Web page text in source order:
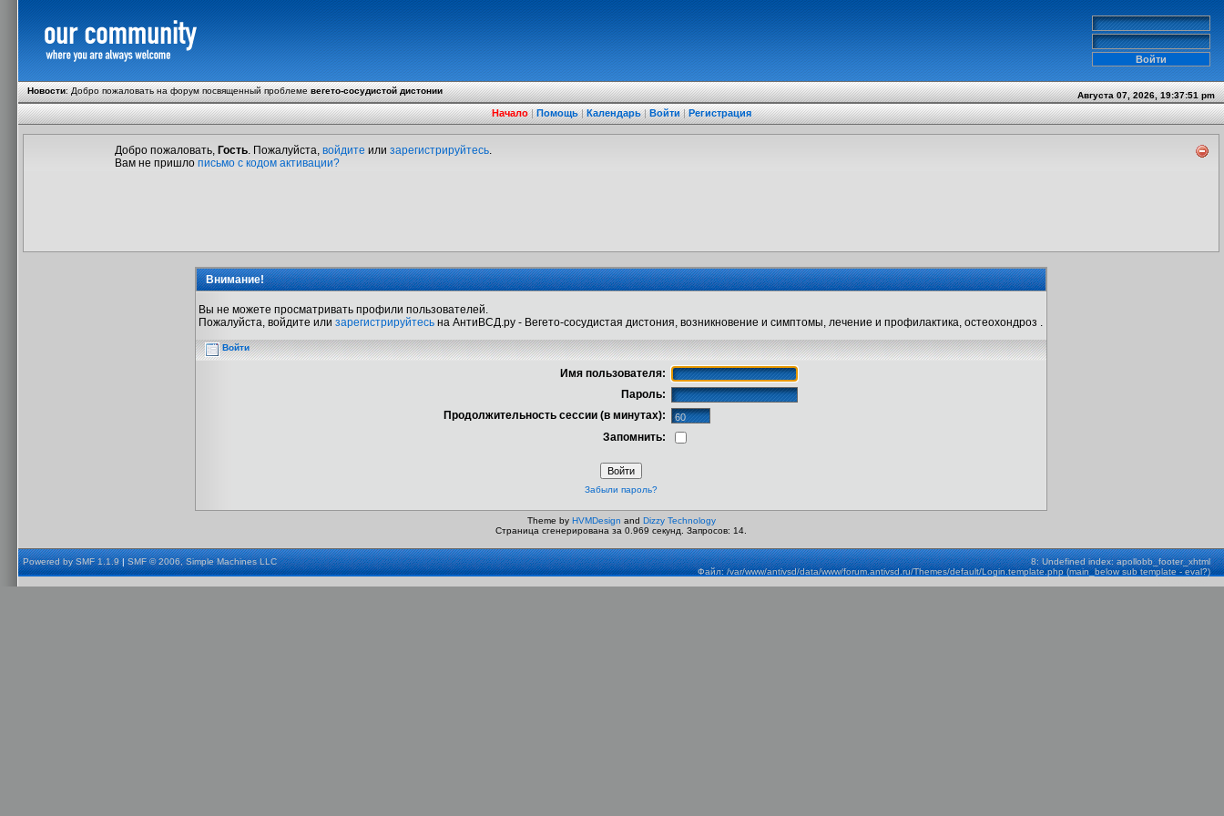
Новости:Добро пожаловать на форум посвященный проблемевегето-сосудистой дистонии Августа 07, 2026, 19:37:51 pm
Начало|Помощь|Календарь|Войти|Регистрация
Добро пожаловать, Гость. Пожалуйста, войдите или зарегистрируйтесь.
Вам не пришло письмо с кодом активации?
Внимание!
Вы не можете просматривать профили пользователей.
Пожалуйста, войдите или зарегистрируйтесь на АнтиВСД.ру - Вегето-сосудистая дистония, возникновение и симптомы, лечение и профилактика, остеохондроз .
Войти
Имя пользователя:
Пароль:
Продолжительность сессии (в минутах):
Запомнить:
Забыли пароль?
Theme by HVMDesign and Dizzy Technology
Страница сгенерирована за 0.969 секунд. Запросов: 14.
Powered by SMF 1.1.9|SMF © 2006, Simple Machines LLC
8: Undefined index: apollobb_footer_xhtml
Файл: /var/www/antivsd/data/www/forum.antivsd.ru/Themes/default/Login.template.php (main_below sub template - eval?)